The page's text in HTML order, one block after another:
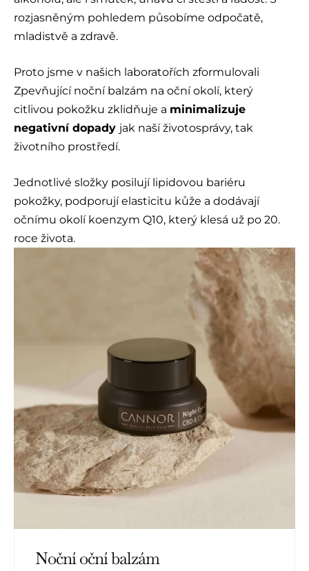
rozjasněným pohledem působíme odpočatě,
mladistvě a zdravě.
Proto jsme v našich laboratořích zformulovali
Zpevňující noční balzám na oční okolí, který
citlivou pokožku zklidňuje a minimalizuje
negativní dopady jak naší životosprávy, tak
životního prostředí.
Jednotlivé složky posilují lipidovou bariéru
pokožky, podporují elasticitu kůže a dodávají
očnímu okolí koenzym Q10, který klesá už po 20.
roce života.
Noční oční balzám